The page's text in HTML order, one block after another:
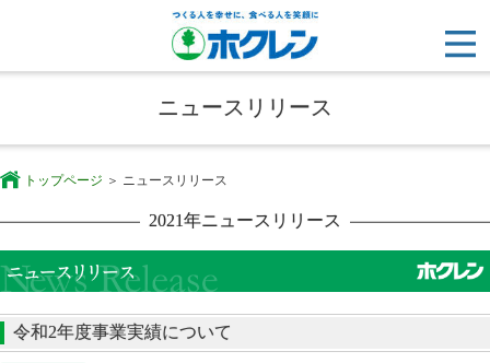
ニュースリリース
トップページ ニュースリリース
2021年ニュースリリース
令和2年度事業実績について